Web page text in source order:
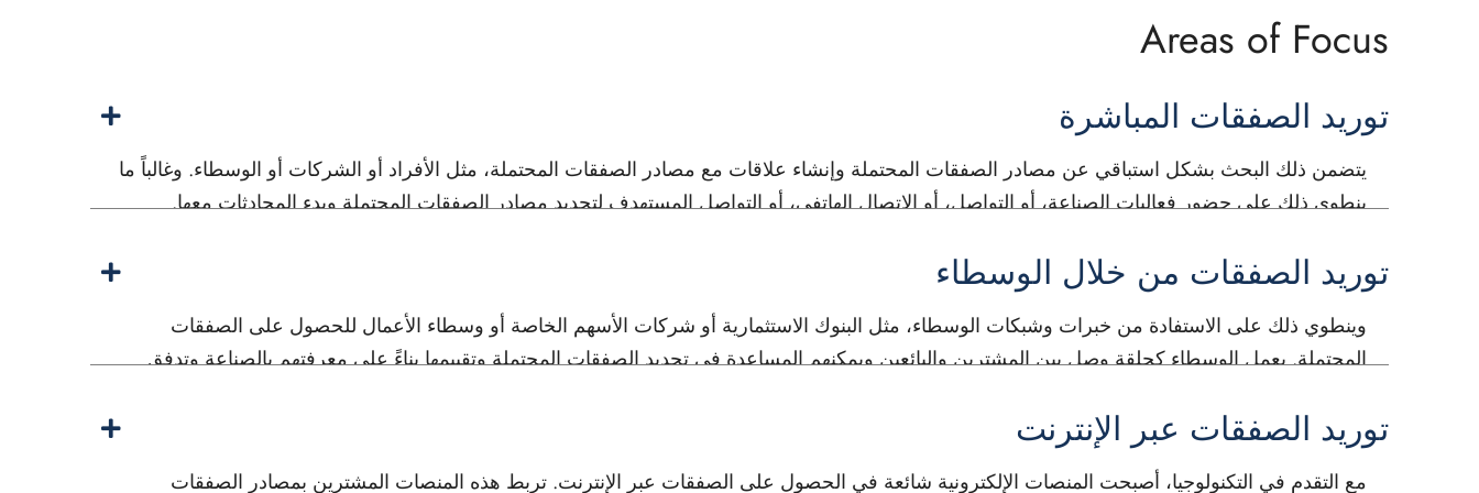
Areas of Focus
توريد الصفقات المباشرة
يتضمن ذلك البحث بشكل استباقي عن مصادر الصفقات المحتملة وإنشاء علاقات مع مصادر الصفقات المحتملة، مثل الأفراد أو الشركات أو الوسطاء. وغالباً ما
ينطوي ذلك على حضور فعاليات الصناعة، أو التواصل، أو الاتصال الهاتفي، أو التواصل المستهدف لتحديد مصادر الصفقات المحتملة وبدء المحادثات معها.
توريد الصفقات من خلال الوسطاء
وينطوي ذلك على الاستفادة من خبرات وشبكات الوسطاء، مثل البنوك الاستثمارية أو شركات الأسهم الخاصة أو وسطاء الأعمال للحصول على الصفقات
المحتملة. يعمل الوسطاء كحلقة وصل بين المشترين والبائعين ويمكنهم المساعدة في تحديد الصفقات المحتملة وتقييمها بناءً على معرفتهم بالصناعة وتدفق
توريد الصفقات عبر الإنترنت
مع التقدم في التكنولوجيا، أصبحت المنصات الإلكترونية شائعة في الحصول على الصفقات عبر الإنترنت. تربط هذه المنصات المشترين بمصادر الصفقات